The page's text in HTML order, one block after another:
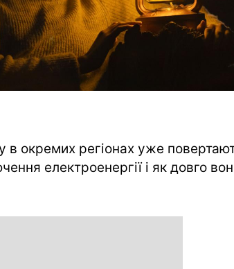
окремих регіонах уже
електроенергії і як довго